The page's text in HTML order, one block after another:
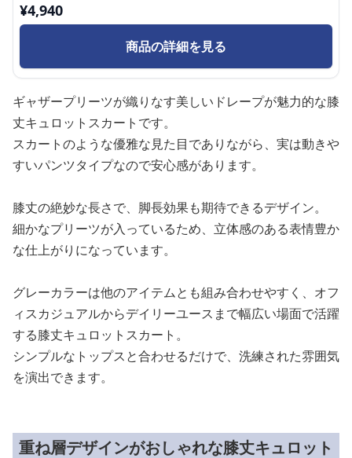
¥4,940
商品の詳細を見る
ギャザープリーツが織りなす美しいドレープが魅力的な膝
丈キュロットスカートです。
スカートのような優雅な見た目でありながら、実は動きや
すいパンツタイプなので安心感があります。
膝丈の絶妙な長さで、脚長効果も期待できるデザイン。
細かなプリーツが入っているため、立体感のある表情豊か
な仕上がりになっています。
グレーカラーは他のアイテムとも組み合わせやすく、オフ
ィスカジュアルからデイリーユースまで幅広い場面で活躍
する膝丈キュロットスカート。
シンプルなトップスと合わせるだけで、洗練された雰囲気
を演出できます。
重ね層デザインがおしゃれな膝丈キュロット